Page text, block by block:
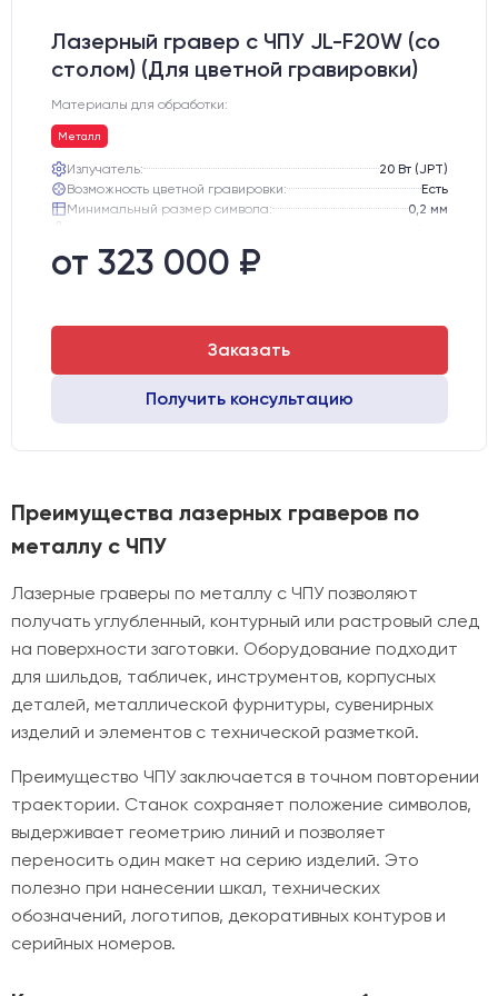
Лазерный гравер с ЧПУ JL-F20W (со
столом) (Для цветной гравировки)
Материалы для обработки:
Металл
Излучатель:
20 Вт (JPT)
Возможность цветной гравировки:
Есть
Минимальный размер символа:
0,2 мм
Вес брутто:
Транспортный габарит станка, мм:
от 323 000 ₽
Заказать
Получить консультацию
Преимущества лазерных граверов по
металлу с ЧПУ
Лазерные граверы по металлу с ЧПУ позволяют
получать углубленный, контурный или растровый след
на поверхности заготовки. Оборудование подходит
для шильдов, табличек, инструментов, корпусных
деталей, металлической фурнитуры, сувенирных
изделий и элементов с технической разметкой.
Преимущество ЧПУ заключается в точном повторении
траектории. Станок сохраняет положение символов,
выдерживает геометрию линий и позволяет
переносить один макет на серию изделий. Это
полезно при нанесении шкал, технических
обозначений, логотипов, декоративных контуров и
серийных номеров.